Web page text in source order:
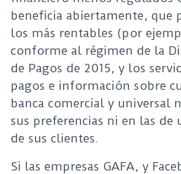
beneficia abiertamente, que
los más rentables (por
conforme al régimen de la
de Pagos de 2015, y los
pagos e información sobre
banca comercial y universal
sus preferencias ni en las de
de sus clientes.
Si las empresas GAFA, y